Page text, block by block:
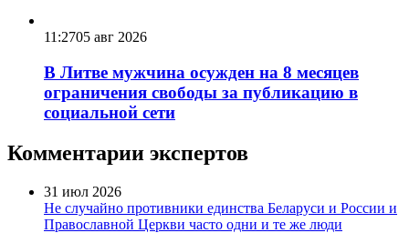
11:2705 авг 2026
В Литве мужчина осужден на 8 месяцев
ограничения свободы за публикацию в
социальной сети
Комментарии экспертов
31 июл 2026
Не случайно противники единства Беларуси и России и
Православной Церкви часто одни и те же люди